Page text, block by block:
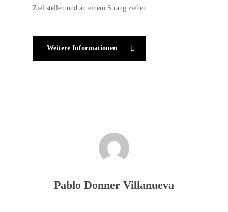
Ziel stellen und an einem Strang ziehen.
Weitere Informationen
Pablo Donner Villanueva